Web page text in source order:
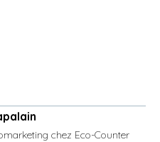
chez Eco-Counter